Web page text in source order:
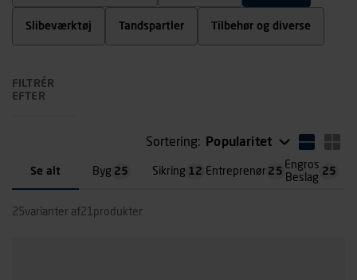
Slibeværktøj Tandspartler Tilbehør og diverse
FILTRÉR
EFTER
Sortering: Popularitet
Se alt Byg 25 Sikring 12 Entreprenør 25
Engros
Beslag
25
25varianter af21produkter